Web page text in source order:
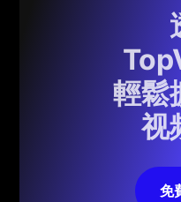
輕鬆
视
免